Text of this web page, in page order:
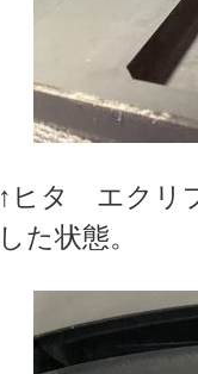
↑ヒタ エクリ
した状態。